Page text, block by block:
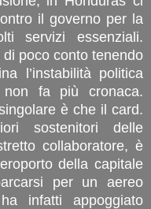
il governo per la
servizi essenziali.
poco conto tenendo
l’instabilità politica
fa più cronaca.
è che il card.
sostenitori delle
collaboratore, è
della capitale
per un aereo
infatti appoggiato